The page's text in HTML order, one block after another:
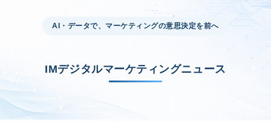
AI・データで、マーケティングの意思決定を前へ
IMデジタルマーケティングニュース